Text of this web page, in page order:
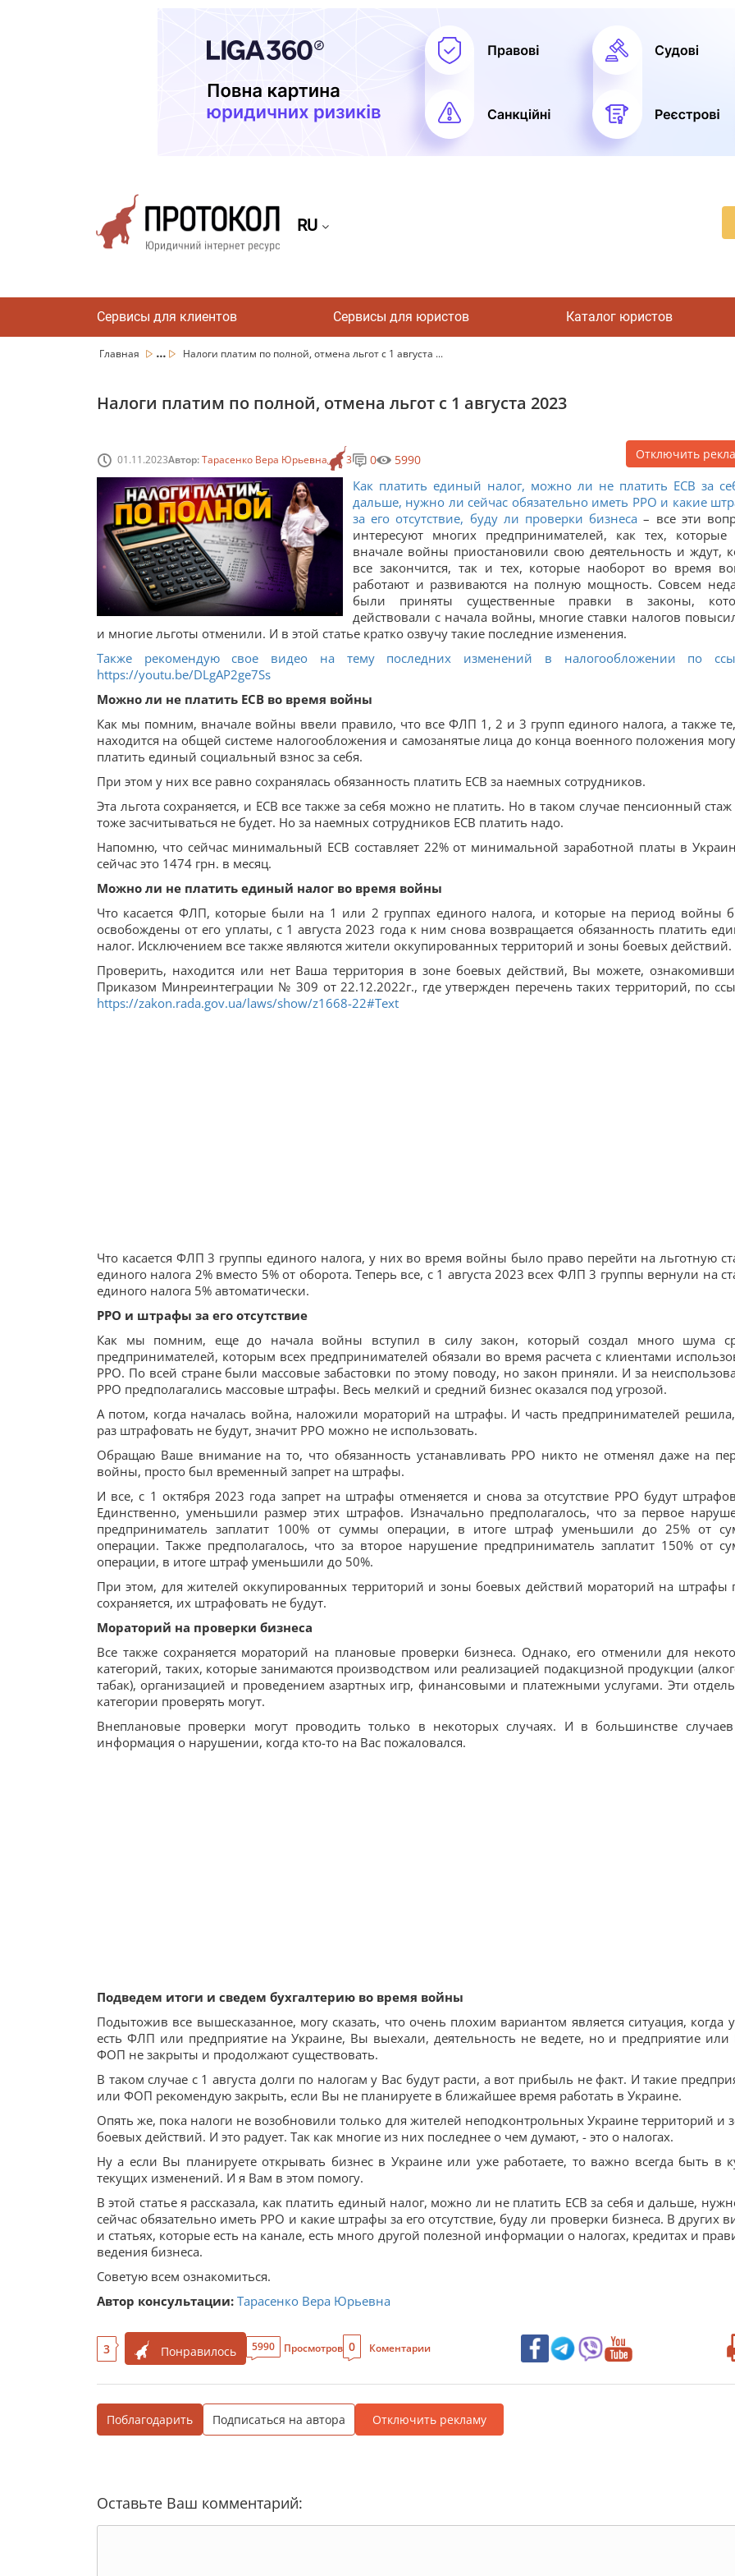
RU
Сервисы для клиентов Сервисы для юристов Каталог юристов
Главная ... Налоги платим по полной, отмена льгот с 1 августа ...
Налоги платим по полной, отмена льгот с 1 августа 2023
01.11.2023Автор:Тарасенко Вера Юрьевна 3 0 5990 Отключить
Как платить единый налог, можно ли не платить ЕСВ за
дальше, нужно ли сейчас обязательно иметь РРО и какие
за его отсутствие, буду ли проверки бизнеса– все эти
интересуют многих предпринимателей, как тех,
вначале войны приостановили свою деятельность и ждут,
все закончится, так и тех, которые наоборот во время
работают и развиваются на полную мощность. Совсем
были приняты существенные правки в законы,
действовали с начала войны, многие ставки налогов
и многие льготы отменили. И в этой статье кратко озвучу такие последние изменения.
Также рекомендую свое видео на тему последних изменений в налогообложении по
https://youtu.be/DLgAP2ge7Ss
Можно ли не платить ЕСВ во время войны
Как мы помним, вначале войны ввели правило, что все ФЛП 1, 2 и 3 групп единого налога, а также
находится на общей системе налогообложения и самозанятые лица до конца военного положения
платить единый социальный взнос за себя.
При этом у них все равно сохранялась обязанность платить ЕСВ за наемных сотрудников.
Эта льгота сохраняется, и ЕСВ все также за себя можно не платить. Но в таком случае пенсионный
тоже засчитываться не будет. Но за наемных сотрудников ЕСВ платить надо.
Напомню, что сейчас минимальный ЕСВ составляет 22% от минимальной заработной платы в
сейчас это 1474 грн. в месяц.
Можно ли не платить единый налог во время войны
Что касается ФЛП, которые были на 1 или 2 группах единого налога, и которые на период войны
освобождены от его уплаты, с 1 августа 2023 года к ним снова возвращается обязанность платить
налог. Исключением все также являются жители оккупированных территорий и зоны боевых действий.
Проверить, находится или нет Ваша территория в зоне боевых действий, Вы можете,
Приказом Минреинтеграции № 309 от 22.12.2022г., где утвержден перечень таких территорий, по
https://zakon.rada.gov.ua/laws/show/z1668-22#Text
Что касается ФЛП 3 группы единого налога, у них во время войны было право перейти на льготную
единого налога 2% вместо 5% от оборота. Теперь все, с 1 августа 2023 всех ФЛП 3 группы вернули на
единого налога 5% автоматически.
РРО и штрафы за его отсутствие
Как мы помним, еще до начала войны вступил в силу закон, который создал много шума
предпринимателей, которым всех предпринимателей обязали во время расчета с клиентами
РРО. По всей стране были массовые забастовки по этому поводу, но закон приняли. И за
РРО предполагались массовые штрафы. Весь мелкий и средний бизнес оказался под угрозой.
А потом, когда началась война, наложили мораторий на штрафы. И часть предпринимателей
раз штрафовать не будут, значит РРО можно не использовать.
Обращаю Ваше внимание на то, что обязанность устанавливать РРО никто не отменял даже на
войны, просто был временный запрет на штрафы.
И все, с 1 октября 2023 года запрет на штрафы отменяется и снова за отсутствие РРО будут
Единственно, уменьшили размер этих штрафов. Изначально предполагалось, что за первое
предприниматель заплатит 100% от суммы операции, в итоге штраф уменьшили до 25% от
операции. Также предполагалось, что за второе нарушение предприниматель заплатит 150% от
операции, в итоге штраф уменьшили до 50%.
При этом, для жителей оккупированных территорий и зоны боевых действий мораторий на штрафы
сохраняется, их штрафовать не будут.
Мораторий на проверки бизнеса
Все также сохраняется мораторий на плановые проверки бизнеса. Однако, его отменили для
категорий, таких, которые занимаются производством или реализацией подакцизной продукции
табак), организацией и проведением азартных игр, финансовыми и платежными услугами. Эти
категории проверять могут.
Внеплановые проверки могут проводить только в некоторых случаях. И в большинстве
информация о нарушении, когда кто-то на Вас пожаловался.
Подведем итоги и сведем бухгалтерию во время войны
Подытожив все вышесказанное, могу сказать, что очень плохим вариантом является ситуация, когда
есть ФЛП или предприятие на Украине, Вы выехали, деятельность не ведете, но и предприятие
ФОП не закрыты и продолжают существовать.
В таком случае с 1 августа долги по налогам у Вас будут расти, а вот прибыль не факт. И такие
или ФОП рекомендую закрыть, если Вы не планируете в ближайшее время работать в Украине.
Опять же, пока налоги не возобновили только для жителей неподконтрольных Украине территорий и
боевых действий. И это радует. Так как многие из них последнее о чем думают, - это о налогах.
Ну а если Вы планируете открывать бизнес в Украине или уже работаете, то важно всегда быть в
текущих изменений. И я Вам в этом помогу.
В этой статье я рассказала, как платить единый налог, можно ли не платить ЕСВ за себя и дальше,
сейчас обязательно иметь РРО и какие штрафы за его отсутствие, буду ли проверки бизнеса. В других
и статьях, которые есть на канале, есть много другой полезной информации о налогах, кредитах и
ведения бизнеса.
Советую всем ознакомиться.
Автор консультации: Тарасенко Вера Юрьевна
3 Понравилось 5990 Просмотров 0 Коментарии
Поблагодарить Подписаться на автора Отключить рекламу
Оставьте Ваш комментарий: